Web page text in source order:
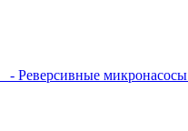
- Реверсивные микронасосы